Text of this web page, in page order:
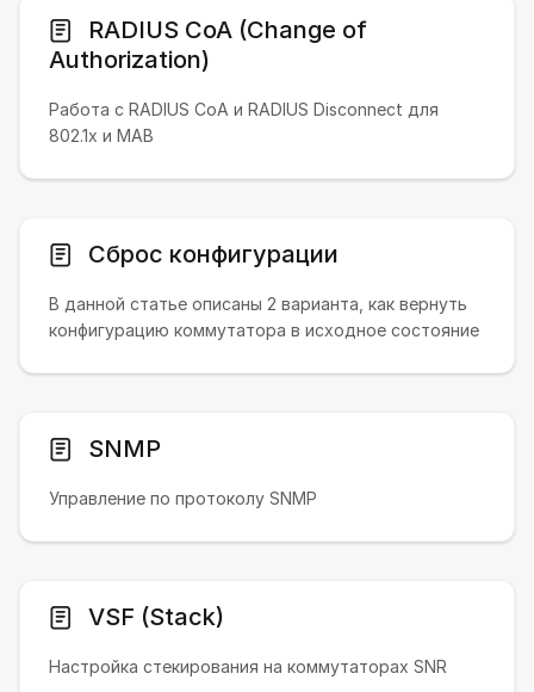
RADIUS CoA (Change of
Authorization)
Работа с RADIUS CoA и RADIUS Disconnect для
802.1x и MAB
Сброс конфигурации
В данной статье описаны 2 варианта, как вернуть
конфигурацию коммутатора в исходное состояние
SNMP
Управление по протоколу SNMP
VSF (Stack)
Настройка стекирования на коммутаторах SNR